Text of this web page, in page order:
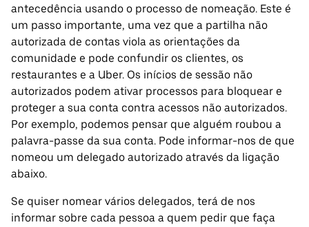
antecedência usando o processo de nomeação. Este é
um passo importante, uma vez que a partilha não
autorizada de contas viola as orientações da
comunidade e pode confundir os clientes, os
restaurantes e a Uber. Os inícios de sessão não
autorizados podem ativar processos para bloquear e
proteger a sua conta contra acessos não autorizados.
Por exemplo, podemos pensar que alguém roubou a
palavra-passe da sua conta. Pode informar-nos de que
nomeou um delegado autorizado através da ligação
abaixo.
Se quiser nomear vários delegados, terá de nos
informar sobre cada pessoa a quem pedir que faça